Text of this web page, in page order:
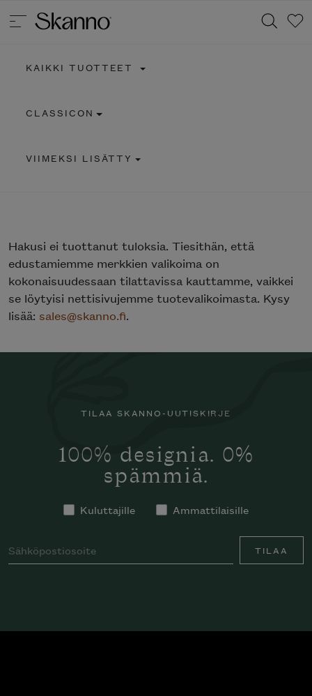
KAIKKI TUOTTEET
CLASSICON
VIIMEKSI LISÄTTY
Hakusi ei tuottanut tuloksia. Tiesithän, että
edustamiemme merkkien valikoima on
kokonaisuudessaan tilattavissa kauttamme, vaikkei
se löytyisi nettisivujemme tuotevalikoimasta. Kysy
lisää: sales@skanno.fi.
TILAA SKANNO-UUTISKIRJE
100% designia. 0%
spämmiä.
Kuluttajille Ammattilaisille
TILAA